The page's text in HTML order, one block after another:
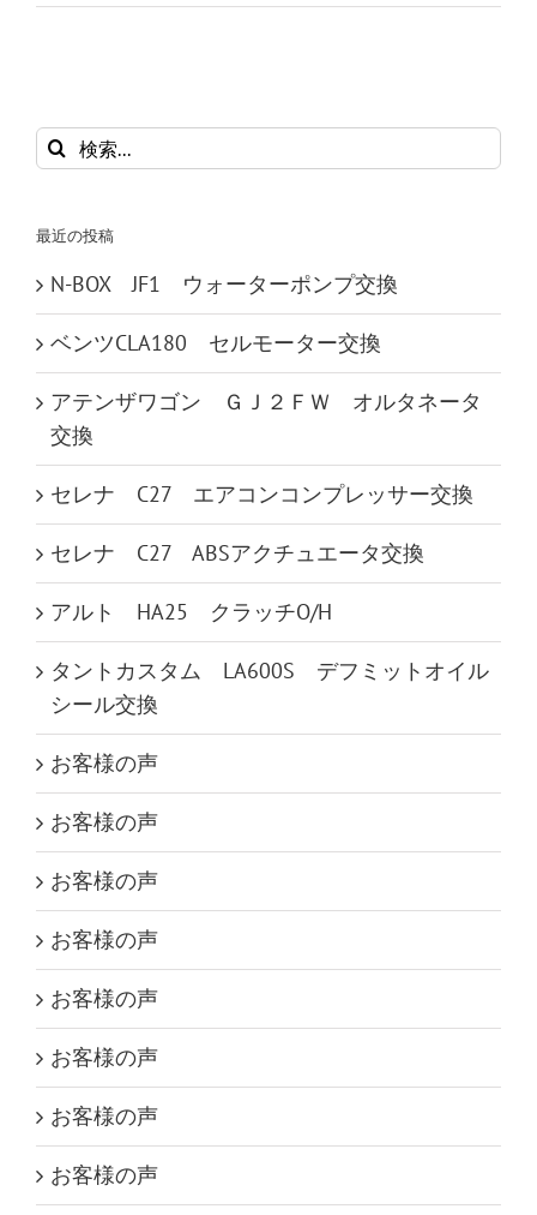
検
索
最近の投稿
N-BOX JF1 ウォーターポンプ交換
ベンツCLA180 セルモーター交換
アテンザワゴン ＧＪ２ＦＷ オルタネータ
交換
セレナ C27 エアコンコンプレッサー交換
セレナ C27 ABSアクチュエータ交換
アルト HA25 クラッチO/H
タントカスタム LA600S デフミットオイル
シール交換
お客様の声
お客様の声
お客様の声
お客様の声
お客様の声
お客様の声
お客様の声
お客様の声